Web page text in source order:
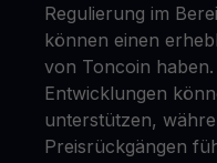
Regulierung im
können einen
von Toncoin
Entwicklungen
unterstützen,
Preisrückgängen